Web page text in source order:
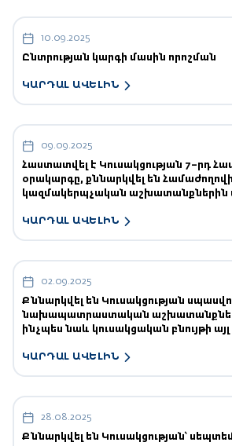
10.09.2025
Ընտրության կարգի մասին որոշման
ԿԱՐԴԱԼ ԱՎԵԼԻՆ
09.09.2025
Հաստատվել է Կուսակցության 7–րդ
օրակարգը, քննարկվել են Համաժողովի
կազմակերպչական աշխատանքներին
ԿԱՐԴԱԼ ԱՎԵԼԻՆ
02.09.2025
Քննարկվել են Կուսակցության
նախապատրաստական
ինչպես նաև կուսակցական բնույթի
ԿԱՐԴԱԼ ԱՎԵԼԻՆ
28.08.2025
Քննարկվել են Կուսակցության՝